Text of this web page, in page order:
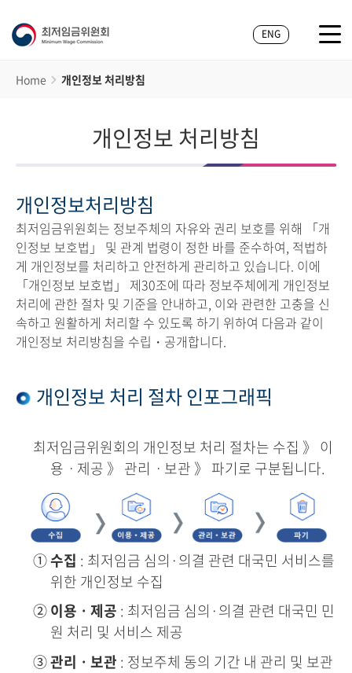
ENG
Home 개인정보 처리방침
개인정보 처리방침
개인정보처리방침
최저임금위원회는 정보주체의 자유와 권리 보호를 위해 「개
인정보 보호법」 및 관계 법령이 정한 바를 준수하여, 적법하
게 개인정보를 처리하고 안전하게 관리하고 있습니다. 이에
「개인정보 보호법」 제30조에 따라 정보주체에게 개인정보
처리에 관한 절차 및 기준을 안내하고, 이와 관련한 고충을 신
속하고 원활하게 처리할 수 있도록 하기 위하여 다음과 같이
개인정보 처리방침을 수립・공개합니다.
개인정보 처리 절차 인포그래픽
최저임금위원회의 개인정보 처리 절차는 수집 》 이
용ㆍ제공 》 관리ㆍ보관 》 파기로 구분됩니다.
①수집 : 최저임금 심의·의결 관련 대국민 서비스를
위한 개인정보 수집
② 이용ㆍ제공 : 최저임금 심의·의결 관련 대국민 민
원 처리 및 서비스 제공
③관리ㆍ보관 : 정보주체 동의 기간 내 관리 및 보관